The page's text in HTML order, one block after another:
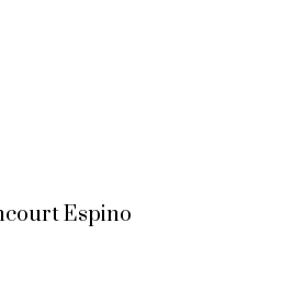
Espino